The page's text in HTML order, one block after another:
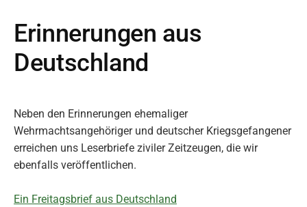
Erinnerungen aus
Deutschland
Neben den Erinnerungen ehemaliger
Wehrmachtsangehöriger und deutscher Kriegsgefangener
erreichen uns Leserbriefe ziviler Zeitzeugen, die wir
ebenfalls veröffentlichen.
Ein Freitagsbrief aus Deutschland